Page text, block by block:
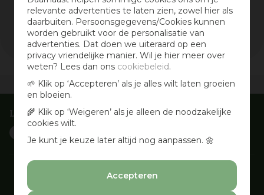
relevante advertenties te laten zien, zowel hier als
daarbuiten. Persoonsgegevens/Cookies kunnen
worden gebruikt voor de personalisatie van
advertenties. Dat doen we uiteraard op een
privacy vriendelijke manier. Wil je hier meer over
weten? Lees dan ons cookiebeleid.
🌱 Klik op ‘Accepteren’ als je alles wilt laten groeien
en bloeien.
🌾 Klik op ‘Weigeren’ als je alleen de noodzakelijke
cookies wilt.
Je kunt je keuze later altijd nog aanpassen. 🌼
Accepteren
Wis selectie
Filters resetten
Vandaag openvan 09:30 - 18:00
Laat je inspireren